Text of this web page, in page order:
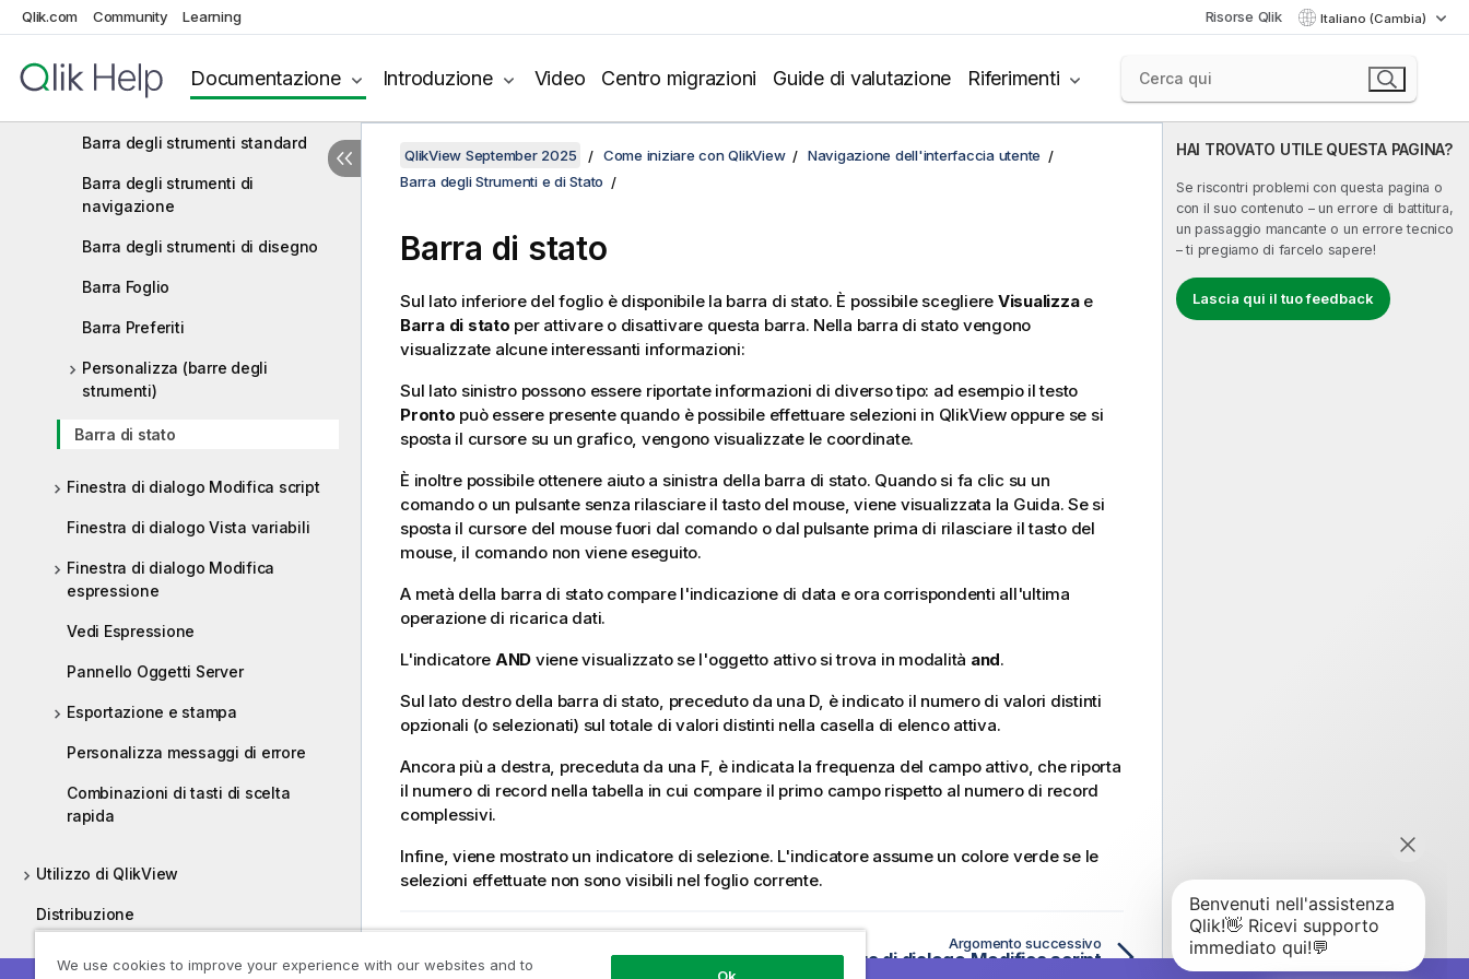
Qlik.com Community Learning Risorse Qlik Italiano (Cambia)
Documentazione Introduzione Video Centro migrazioni Guide di valutazione Riferimenti
Comandi dei menu
Preferenze dell'utente: Generale
Barra degli strumenti standard
Barra degli strumenti di
navigazione
Barra degli strumenti di disegno
Barra Foglio
Barra Preferiti
Personalizza (barre degli
strumenti)
Barra di stato
Finestra di dialogo Modifica script
Finestra di dialogo Vista variabili
Finestra di dialogo Modifica
espressione
Vedi Espressione
Pannello Oggetti Server
Esportazione e stampa
Personalizza messaggi di errore
Combinazioni di tasti di scelta
rapida
Utilizzo di QlikView
Distribuzione
HAI TROVATO UTILE QUESTA PAGINA?
Se riscontri problemi con questa pagina o
con il suo contenuto – un errore di battitura,
un passaggio mancante o un errore tecnico
– ti pregiamo di farcelo sapere!
Lascia qui il tuo feedback
QlikView September 2025 Come iniziare con QlikView
Navigazione dell'interfaccia utente
Barra degli Strumenti e di Stato
Barra di stato
Sul lato inferiore del foglio è disponibile la barra di stato. È possibile scegliere Visualizza e
Barra di stato per attivare o disattivare questa barra. Nella barra di stato vengono
visualizzate alcune interessanti informazioni:
Sul lato sinistro possono essere riportate informazioni di diverso tipo: ad esempio il testo
Pronto può essere presente quando è possibile effettuare selezioni in QlikView oppure se si
sposta il cursore su un grafico, vengono visualizzate le coordinate.
È inoltre possibile ottenere aiuto a sinistra della barra di stato. Quando si fa clic su un
comando o un pulsante senza rilasciare il tasto del mouse, viene visualizzata la Guida. Se si
sposta il cursore del mouse fuori dal comando o dal pulsante prima di rilasciare il tasto del
mouse, il comando non viene eseguito.
A metà della barra di stato compare l'indicazione di data e ora corrispondenti all'ultima
operazione di ricarica dati.
L'indicatore AND viene visualizzato se l'oggetto attivo si trova in modalità and.
Sul lato destro della barra di stato, preceduto da una D, è indicato il numero di valori distinti
opzionali (o selezionati) sul totale di valori distinti nella casella di elenco attiva.
Ancora più a destra, preceduta da una F, è indicata la frequenza del campo attivo, che riporta
il numero di record nella tabella in cui compare il primo campo rispetto al numero di record
complessivi.
Infine, viene mostrato un indicatore di selezione. L'indicatore assume un colore verde se le
selezioni effettuate non sono visibili nel foglio corrente.
Personalizzazione delle barre degli strumenti di QlikView in distribuzioni di grandi dimensioni
Argomento successivo
Finestra di dialogo Modifica script
We use cookies to improve your experience with our websites and to